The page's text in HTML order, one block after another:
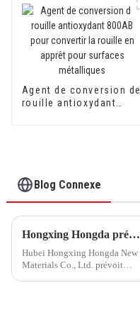
Agent de conversion de
rouille antioxydant
Blog Connexe
Hongxing Hongda prévoit d'investir 1,6 milliard de yuans pour construire une nouvelle usine de production d'émulsion d'une capacité de production de 510 000 tonnes par an.
Hubei Hongxing Hongda New
Materials Co., Ltd. prévoit